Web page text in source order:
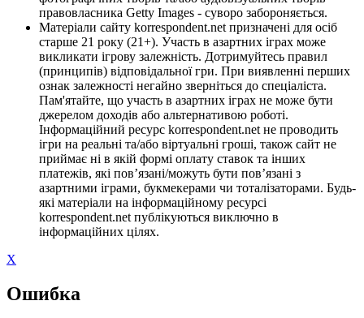
правовласника Getty Images - суворо забороняється.
Матеріали сайту korrespondent.net призначені для осіб
старше 21 року (21+). Участь в азартних іграх може
викликати ігрову залежність. Дотримуйтесь правил
(принципів) відповідальної гри. При виявленні перших
ознак залежності негайно зверніться до спеціаліста.
Пам'ятайте, що участь в азартних іграх не може бути
джерелом доходів або альтернативою роботі.
Інформаційний ресурс korrespondent.net не проводить
ігри на реальні та/або віртуальні гроші, також сайт не
приймає ні в якій формі оплату ставок та інших
платежів, які пов’язані/можуть бути пов’язані з
азартними іграми, букмекерами чи тоталізаторами. Будь-
які матеріали на інформаційному ресурсі
korrespondent.net публікуються виключно в
інформаційних цілях.
X
Ошибка